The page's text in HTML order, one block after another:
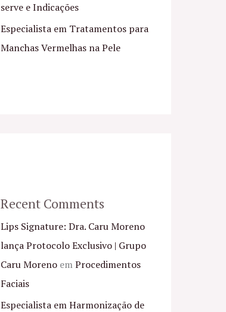
serve e Indicações
Especialista em Tratamentos para
Manchas Vermelhas na Pele
Recent Comments
Lips Signature: Dra. Caru Moreno
lança Protocolo Exclusivo | Grupo
Caru Moreno emProcedimentos
Faciais
Especialista em Harmonização de